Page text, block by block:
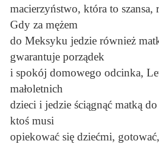
macierzyństwo, która to szansa,
Gdy za mężem
do Meksyku jedzie również
gwarantuje porządek
i spokój domowego odcinka,
małoletnich
dzieci i jedzie ściągnąć matką
ktoś musi
opiekować się dziećmi,